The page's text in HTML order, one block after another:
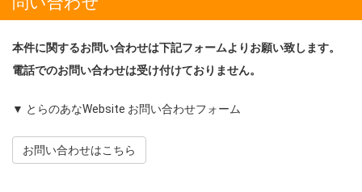
本件に関するお問い合わせは下記フォームよりお願い致します。
電話でのお問い合わせは受け付けておりません。
▼ とらのあなWebsite お問い合わせフォーム
お問い合わせはこちら